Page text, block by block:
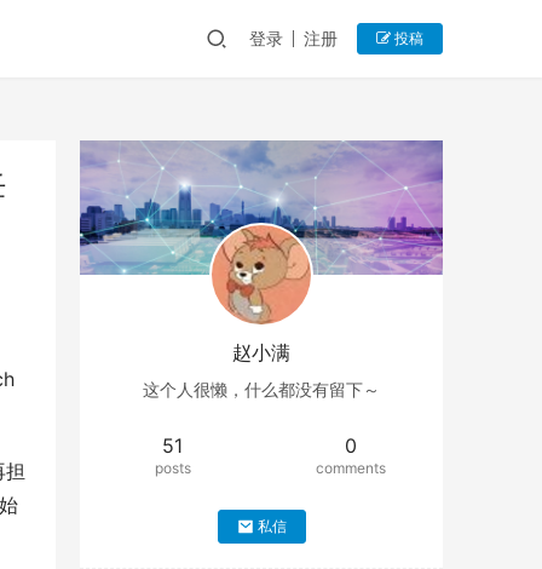
登录 注册 投稿
赵小满
这个人很懒，什么都没有留下～
51
posts
0
comments
私信